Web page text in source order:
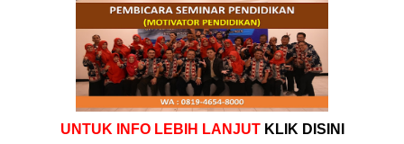
UNTUK INFO LEBIH LANJUT KLIK DISINI